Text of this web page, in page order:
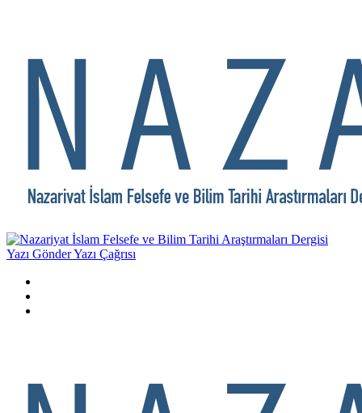
Yazı GönderYazı Çağrısı